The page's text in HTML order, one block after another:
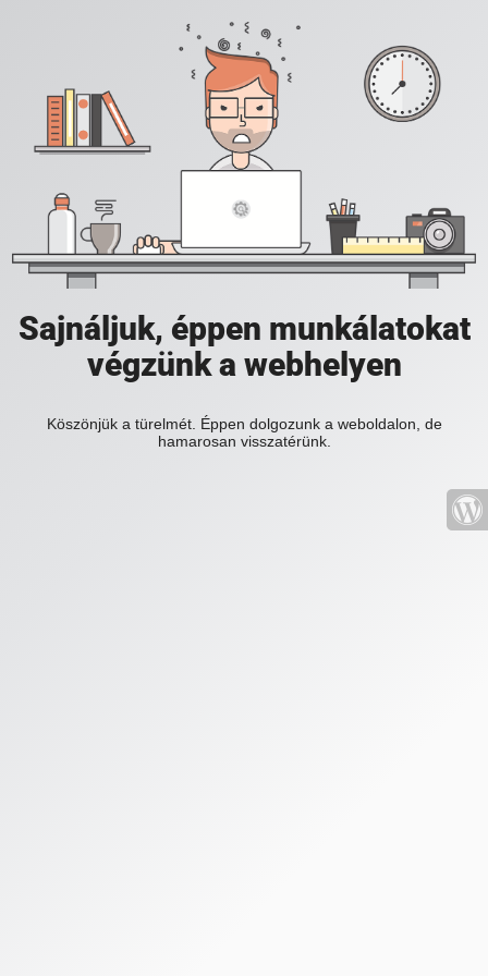
Sajnáljuk, éppen munkálatokat
végzünk a webhelyen
Köszönjük a türelmét. Éppen dolgozunk a weboldalon, de
hamarosan visszatérünk.